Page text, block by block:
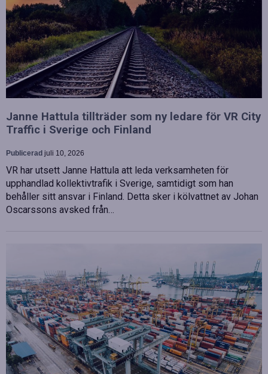
Janne Hattula tillträder som ny ledare för VR City
Traffic i Sverige och Finland
Publicerad juli 10, 2026
VR har utsett Janne Hattula att leda verksamheten för
upphandlad kollektivtrafik i Sverige, samtidigt som han
behåller sitt ansvar i Finland. Detta sker i kölvattnet av Johan
Oscarssons avsked från…